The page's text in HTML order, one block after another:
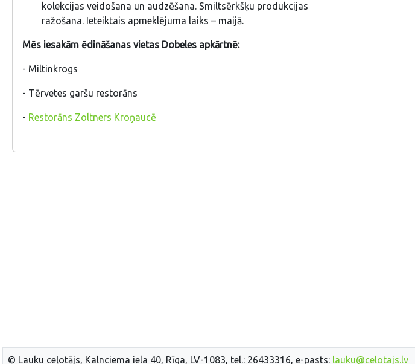
kolekcijas veidošana un audzēšana. Smiltsērkšķu produkcijas
ražošana. Ieteiktais apmeklējuma laiks – maijā.
Mēs iesakām ēdināšanas vietas Dobeles apkārtnē:
- Miltinkrogs
- Tērvetes garšu restorāns
- Restorāns Zoltners Kroņaucē
© Lauku ceļotājs, Kalnciema iela 40, Rīga, LV-1083, tel.: 26433316, e-pasts: lauku@celotajs.lv